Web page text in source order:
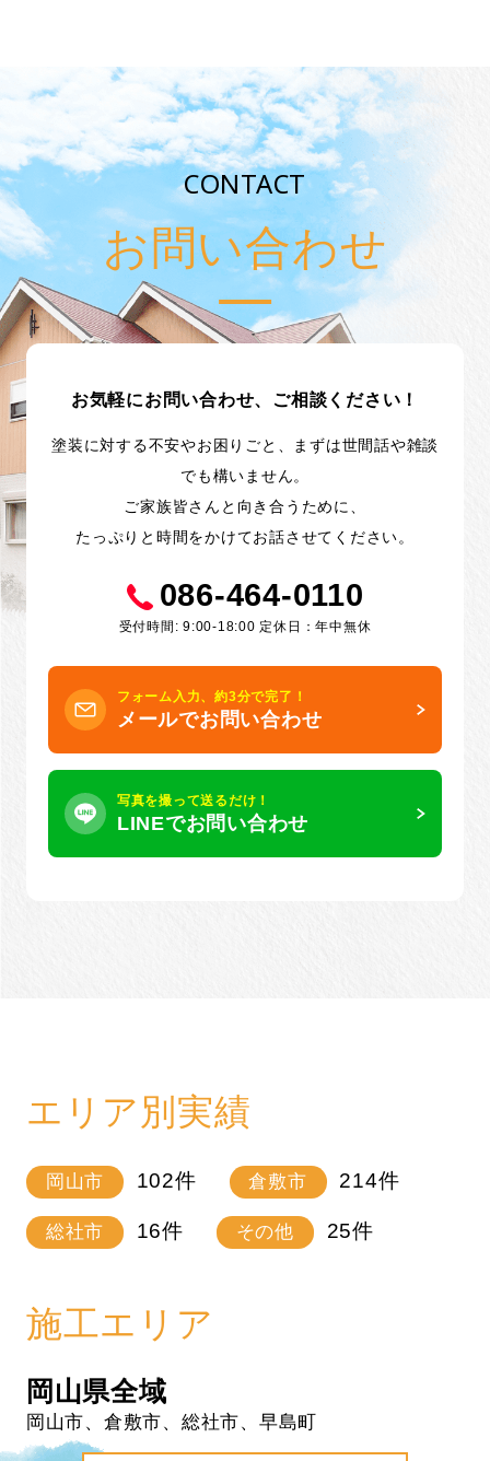
CONTACT
お問い合わせ
お気軽にお問い合わせ、ご相談ください！
塗装に対する不安やお困りごと、まずは世間話や雑談
でも構いません。
ご家族皆さんと向き合うために、
たっぷりと時間をかけてお話させてください。
086-464-0110
受付時間: 9:00-18:00 定休日：年中無休
フォーム入力、約3分で完了！
メールでお問い合わせ
写真を撮って送るだけ！
LINEでお問い合わせ
エリア別実績
岡山市 102件 倉敷市 214件
総社市 16件 その他 25件
施工エリア
岡山県全域
岡山市、倉敷市、総社市、早島町